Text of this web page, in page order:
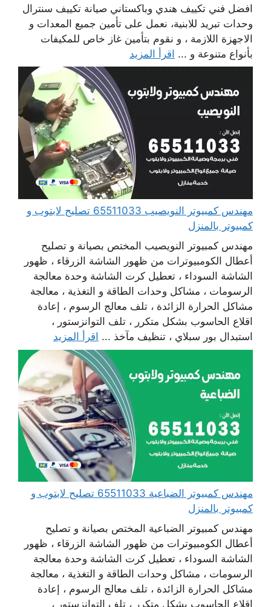
افضل فني تكييف هندي وباكستاني صيانة تكييف سنترال
وحدات تبريد للابنية، نعمل على تأمين جميع المعدات و
الاجهزة اللازمة ، و نقوم بتأمين غاز خاص للمكيفات
بأنواع متنوعة و ... اقرأ المزيد
مهندس كمبيوتر النويصيب 65511033 تصليح لابتوب و
كمبيوتر بالمنزل
مهندس كمبيوتر النويصيب المختص بصيانة و تصليح
أعطال الكومبيوترات من ظهور الشاشة الزرقاء ، ظهور
الشاشة السوداء ، تعطيل كرت الشاشة وحدة معالجة
الرسومات ، مشاكل وحدات الطاقة و التغذية ، معالجة
مشاكل الحرارة الزائدة ، تلف معالج الرسوم ، إعادة
اقلاع الحاسوب بشكل متكرر ، تلف التوانزستور ،
استبدال بور سبلاي ، تنظيف مآخذ ... اقرأ المزيد
مهندس كمبيوتر الضباعية 65511033 تصليح لابتوب و
كمبيوتر بالمنزل
مهندس كمبيوتر الضباعية المختص بصيانة و تصليح
أعطال الكومبيوترات من ظهور الشاشة الزرقاء ، ظهور
الشاشة السوداء ، تعطيل كرت الشاشة وحدة معالجة
الرسومات ، مشاكل وحدات الطاقة و التغذية ، معالجة
مشاكل الحرارة الزائدة ، تلف معالج الرسوم ، إعادة
اقلاع الحاسوب بشكل متكرر ، تلف التوانزستور ،